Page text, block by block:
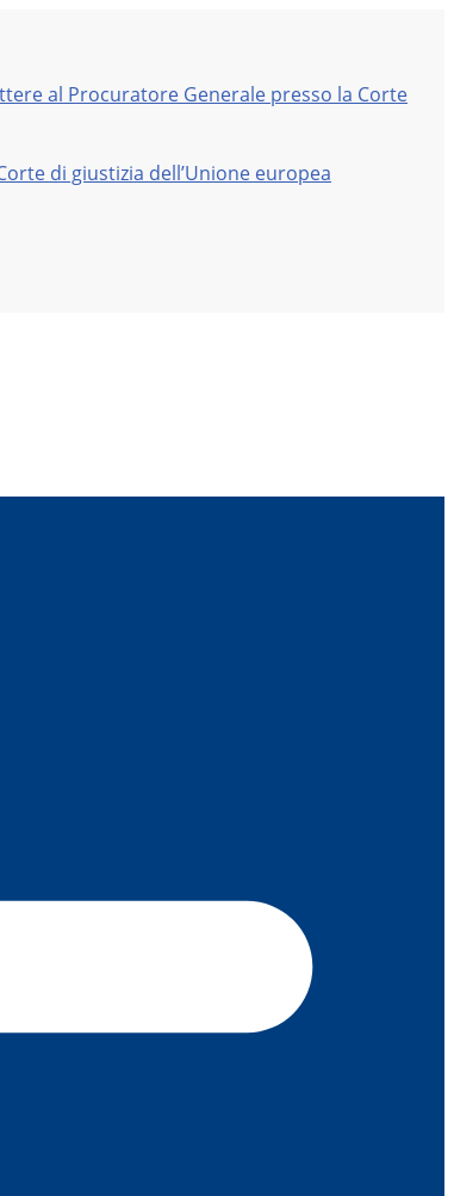
al Procuratore Generale presso la Corte
di giustizia dell’Unione europea